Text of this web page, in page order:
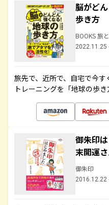
脳がど
歩き方
BOOKS 旅
2022.11.25
旅先で、近所で、自宅で今
トレーニングを「地球の歩
御朱印
末開運
御朱印
2016.12.22